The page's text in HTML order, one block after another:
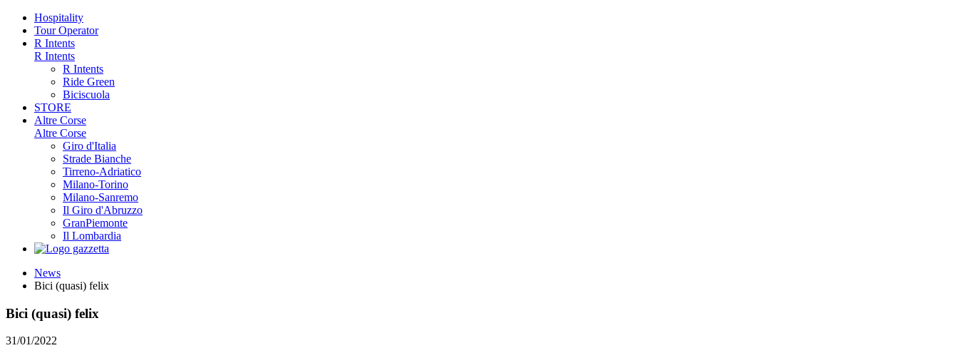
Hospitality
Tour Operator
R Intents
R Intents
R Intents
Ride Green
Biciscuola
STORE
Altre Corse
Altre Corse
Giro d'Italia
Strade Bianche
Tirreno-Adriatico
Milano-Torino
Milano-Sanremo
Il Giro d'Abruzzo
GranPiemonte
Il Lombardia
News
Bici (quasi) felix
Bici (quasi) felix
31/01/2022